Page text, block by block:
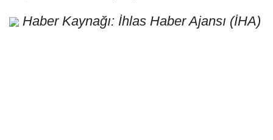
Haber Kaynağı: İhlas Haber Ajansı (İHA)